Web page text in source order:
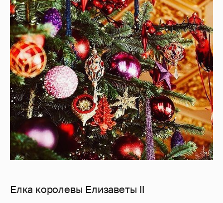
Елка королевы Елизаветы II